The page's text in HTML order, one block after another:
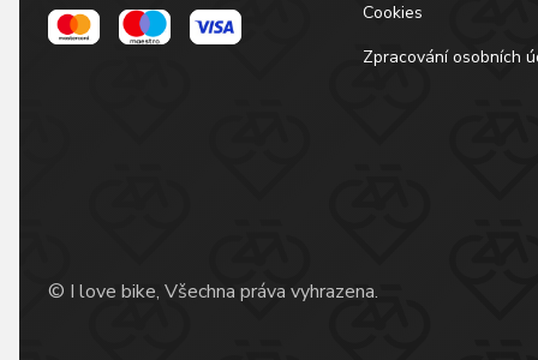
Cookies
Zpracování osobních
© I love bike, Všechna práva vyhrazena.